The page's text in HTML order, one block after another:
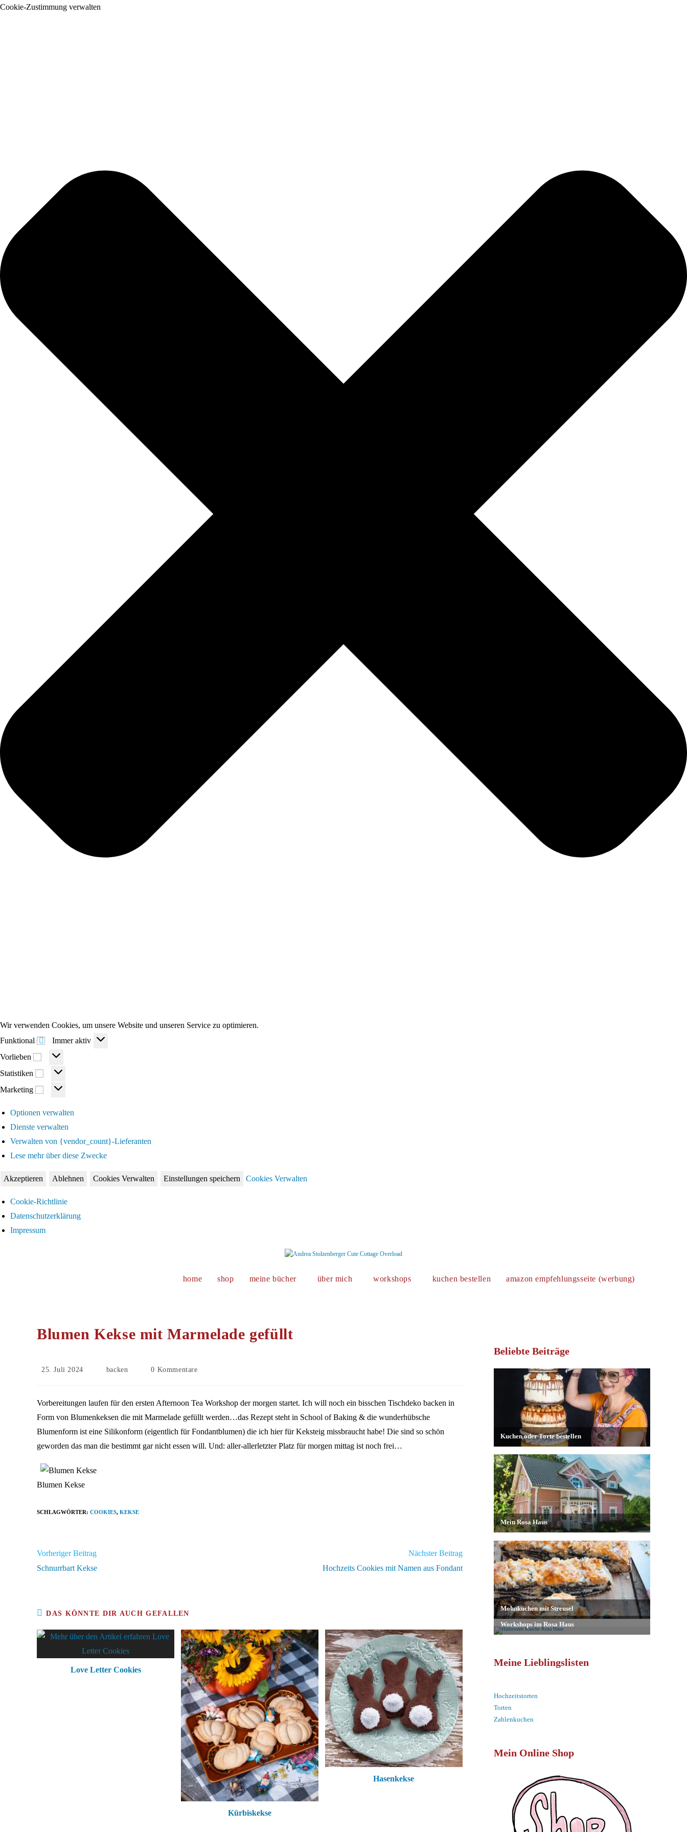
Cookie-Zustimmung verwalten
Wir verwenden Cookies, um unsere Website und unseren Service zu optimieren.
Funktional
Funktional
Immer aktiv
Vorlieben
Vorlieben
Statistiken Statistiken
Marketing Marketing
Optionen verwalten
Dienste verwalten
Verwalten von {vendor_count}-Lieferanten
Lese mehr über diese Zwecke
Akzeptieren Ablehnen Cookies Verwalten Einstellungen speichern Cookies Verwalten
Cookie-Richtlinie
Datenschutzerklärung
Impressum
home shop meine bücher über mich workshops kuchen bestellen amazon empfehlungsseite (werbung)
Blumen Kekse mit Marmelade gefüllt
Beitrag
25. Juli 2024
Beitrags-
backen
Beitrags-
0 Kommentare
Vorbereitungen laufen für den ersten Afternoon Tea Workshop der morgen startet. Ich will noch ein bisschen Tischdeko backen in
Form von Blumenkeksen die mit Marmelade gefüllt werden…das Rezept steht in School of Baking & die wunderhübsche
Blumenform ist eine Silikonform (eigentlich für Fondantblumen) die ich hier für Keksteig missbraucht habe! Die sind so schön
geworden das man die bestimmt gar nicht essen will. Und: aller-allerletzter Platz für morgen mittag ist noch frei…
Blumen Kekse
SCHLAGWÖRTER: COOKIES, KEKSE
Weitere
ansehen
Vorheriger Beitrag
Schnurrbart Kekse
Nächster Beitrag
Hochzeits Cookies mit Namen aus Fondant
DAS KÖNNTE DIR AUCH GEFALLEN
Love Letter Cookies
Kürbiskekse
Hasenkekse
Beliebte Beiträge
Meine Lieblingslisten
Hochzeitstorten
Torten
Zahlenkuchen
Mein Online Shop